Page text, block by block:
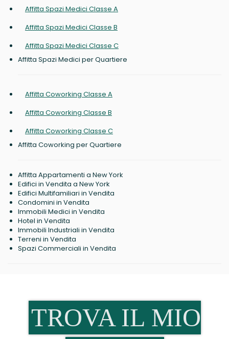
Affitta Spazi Medici Classe A
Affitta Spazi Medici Classe B
Affitta Spazi Medici Classe C
Affitta Spazi Medici per Quartiere
Affitta Coworking Classe A
Affitta Coworking Classe B
Affitta Coworking Classe C
Affitta Coworking per Quartiere
Affitta Appartamenti a New York
Edifici in Vendita a New York
Edifici Multifamiliari in Vendita
Condomini in Vendita
Immobili Medici in Vendita
Hotel in Vendita
Immobili Industriali in Vendita
Terreni in Vendita
Spazi Commerciali in Vendita
TROVA IL MIO